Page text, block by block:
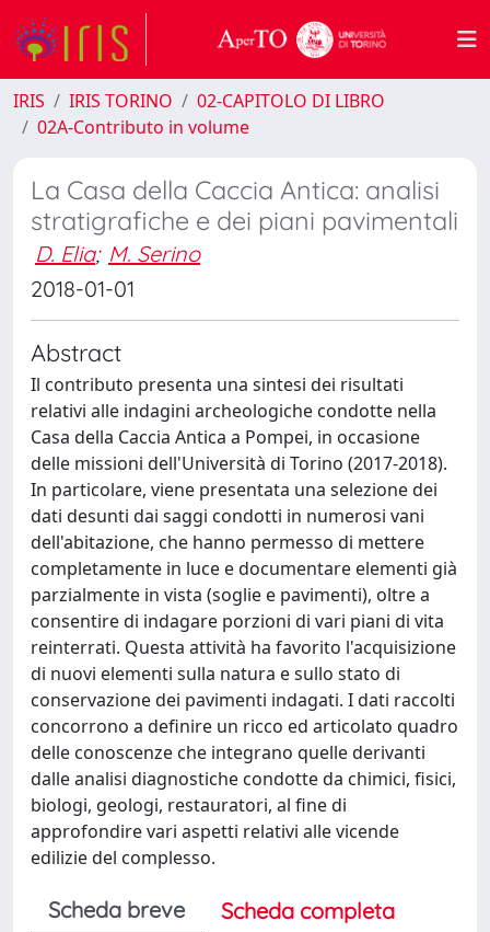
IRIS IRIS TORINO
02-CAPITOLO DI LIBRO
02A-Contributo in volume
La Casa della Caccia Antica: analisi
stratigrafiche e dei piani pavimentali
D. Elia; M. Serino
2018-01-01
Abstract
Il contributo presenta una sintesi dei risultati
relativi alle indagini archeologiche condotte nella
Casa della Caccia Antica a Pompei, in occasione
delle missioni dell'Università di Torino (2017-2018).
In particolare, viene presentata una selezione dei
dati desunti dai saggi condotti in numerosi vani
dell'abitazione, che hanno permesso di mettere
completamente in luce e documentare elementi già
parzialmente in vista (soglie e pavimenti), oltre a
consentire di indagare porzioni di vari piani di vita
reinterrati. Questa attività ha favorito l'acquisizione
di nuovi elementi sulla natura e sullo stato di
conservazione dei pavimenti indagati. I dati raccolti
concorrono a definire un ricco ed articolato quadro
delle conoscenze che integrano quelle derivanti
dalle analisi diagnostiche condotte da chimici, fisici,
biologi, geologi, restauratori, al fine di
approfondire vari aspetti relativi alle vicende
edilizie del complesso.
Scheda breve
Scheda completa